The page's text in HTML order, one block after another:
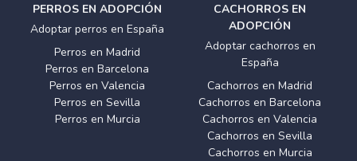
PERROS EN ADOPCIÓN
Adoptar perros en España
Perros en Madrid
Perros en Barcelona
Perros en Valencia
Perros en Sevilla
Perros en Murcia
CACHORROS EN
ADOPCIÓN
Adoptar cachorros en
España
Cachorros en Madrid
Cachorros en Barcelona
Cachorros en Valencia
Cachorros en Sevilla
Cachorros en Murcia